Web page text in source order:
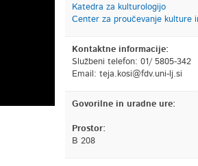
Katedra za kulturologijo
Center za proučevanje kulture
Kontaktne informacije:
Službeni telefon: 01/ 5805-342
Email: is.jl-inu.vdf@isok.ajet
Govorilne in uradne ure:
Prostor:
B 208